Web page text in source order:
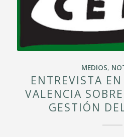
MEDIOS,
ENTREVISTA
VALENCIA
GESTIÓN